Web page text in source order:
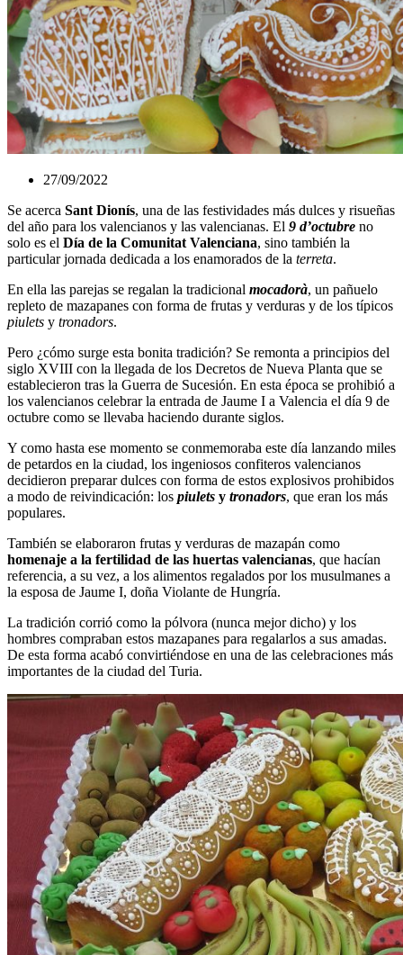
27/09/2022
Se acerca Sant Dionís, una de las festividades más dulces y risueñas
del año para los valencianos y las valencianas. El 9 d’octubre no
solo es el Día de la Comunitat Valenciana, sino también la
particular jornada dedicada a los enamorados de la terreta.
En ella las parejas se regalan la tradicional mocadorà, un pañuelo
repleto de mazapanes con forma de frutas y verduras y de los típicos
piulets y tronadors.
Pero ¿cómo surge esta bonita tradición? Se remonta a principios del
siglo XVIII con la llegada de los Decretos de Nueva Planta que se
establecieron tras la Guerra de Sucesión. En esta época se prohibió a
los valencianos celebrar la entrada de Jaume I a Valencia el día 9 de
octubre como se llevaba haciendo durante siglos.
Y como hasta ese momento se conmemoraba este día lanzando miles
de petardos en la ciudad, los ingeniosos confiteros valencianos
decidieron preparar dulces con forma de estos explosivos prohibidos
a modo de reivindicación: los piulets y tronadors, que eran los más
populares.
También se elaboraron frutas y verduras de mazapán como
homenaje a la fertilidad de las huertas valencianas, que hacían
referencia, a su vez, a los alimentos regalados por los musulmanes a
la esposa de Jaume I, doña Violante de Hungría.
La tradición corrió como la pólvora (nunca mejor dicho) y los
hombres compraban estos mazapanes para regalarlos a sus amadas.
De esta forma acabó convirtiéndose en una de las celebraciones más
importantes de la ciudad del Turia.